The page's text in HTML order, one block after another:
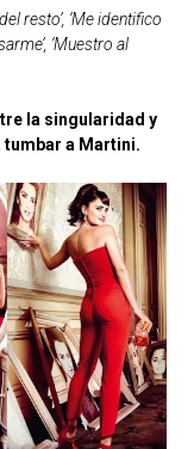
resto’, ‘Me identifico
‘Muestro al
la singularidad y
tumbar a Martini.